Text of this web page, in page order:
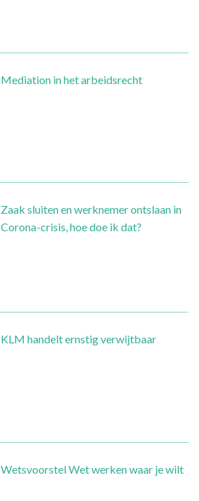
Mediation in het arbeidsrecht
Zaak sluiten en werknemer ontslaan in
Corona-crisis, hoe doe ik dat?
KLM handelt ernstig verwijtbaar
Wetsvoorstel Wet werken waar je wilt